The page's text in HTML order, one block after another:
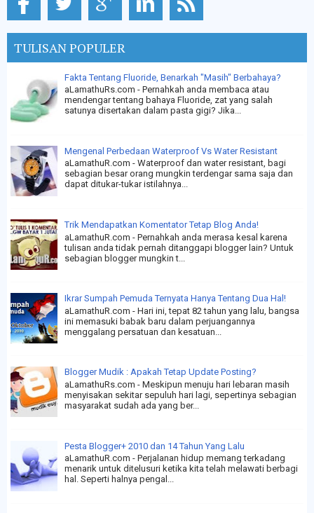
TULISAN POPULER
Fakta Tentang Fluoride, Benarkah "Masih" Berbahaya?
aLamathuRs.com - Pernahkah anda membaca atau
mendengar tentang bahaya Fluoride, zat yang salah
satunya disertakan dalam pasta gigi? Jika...
Mengenal Perbedaan Waterproof Vs Water Resistant
aLamathuR.com - Waterproof dan water resistant, bagi
sebagian besar orang mungkin terdengar sama saja dan
dapat ditukar-tukar istilahnya...
Trik Mendapatkan Komentator Tetap Blog Anda!
aLamathuR.com - Pernahkah anda merasa kesal karena
tulisan anda tidak pernah ditanggapi blogger lain? Untuk
sebagian blogger mungkin t...
Ikrar Sumpah Pemuda Ternyata Hanya Tentang Dua Hal!
aLamathuR.com - Hari ini, tepat 82 tahun yang lalu, bangsa
ini memasuki babak baru dalam perjuangannya
menggalang persatuan dan kesatuan...
Blogger Mudik : Apakah Tetap Update Posting?
aLamathuRs.com - Meskipun menuju hari lebaran masih
menyisakan sekitar sepuluh hari lagi, sepertinya sebagian
masyarakat sudah ada yang ber...
Pesta Blogger+ 2010 dan 14 Tahun Yang Lalu
aLamathuR.com - Perjalanan hidup memang terkadang
menarik untuk ditelusuri ketika kita telah melawati berbagi
hal. Seperti halnya pengal...